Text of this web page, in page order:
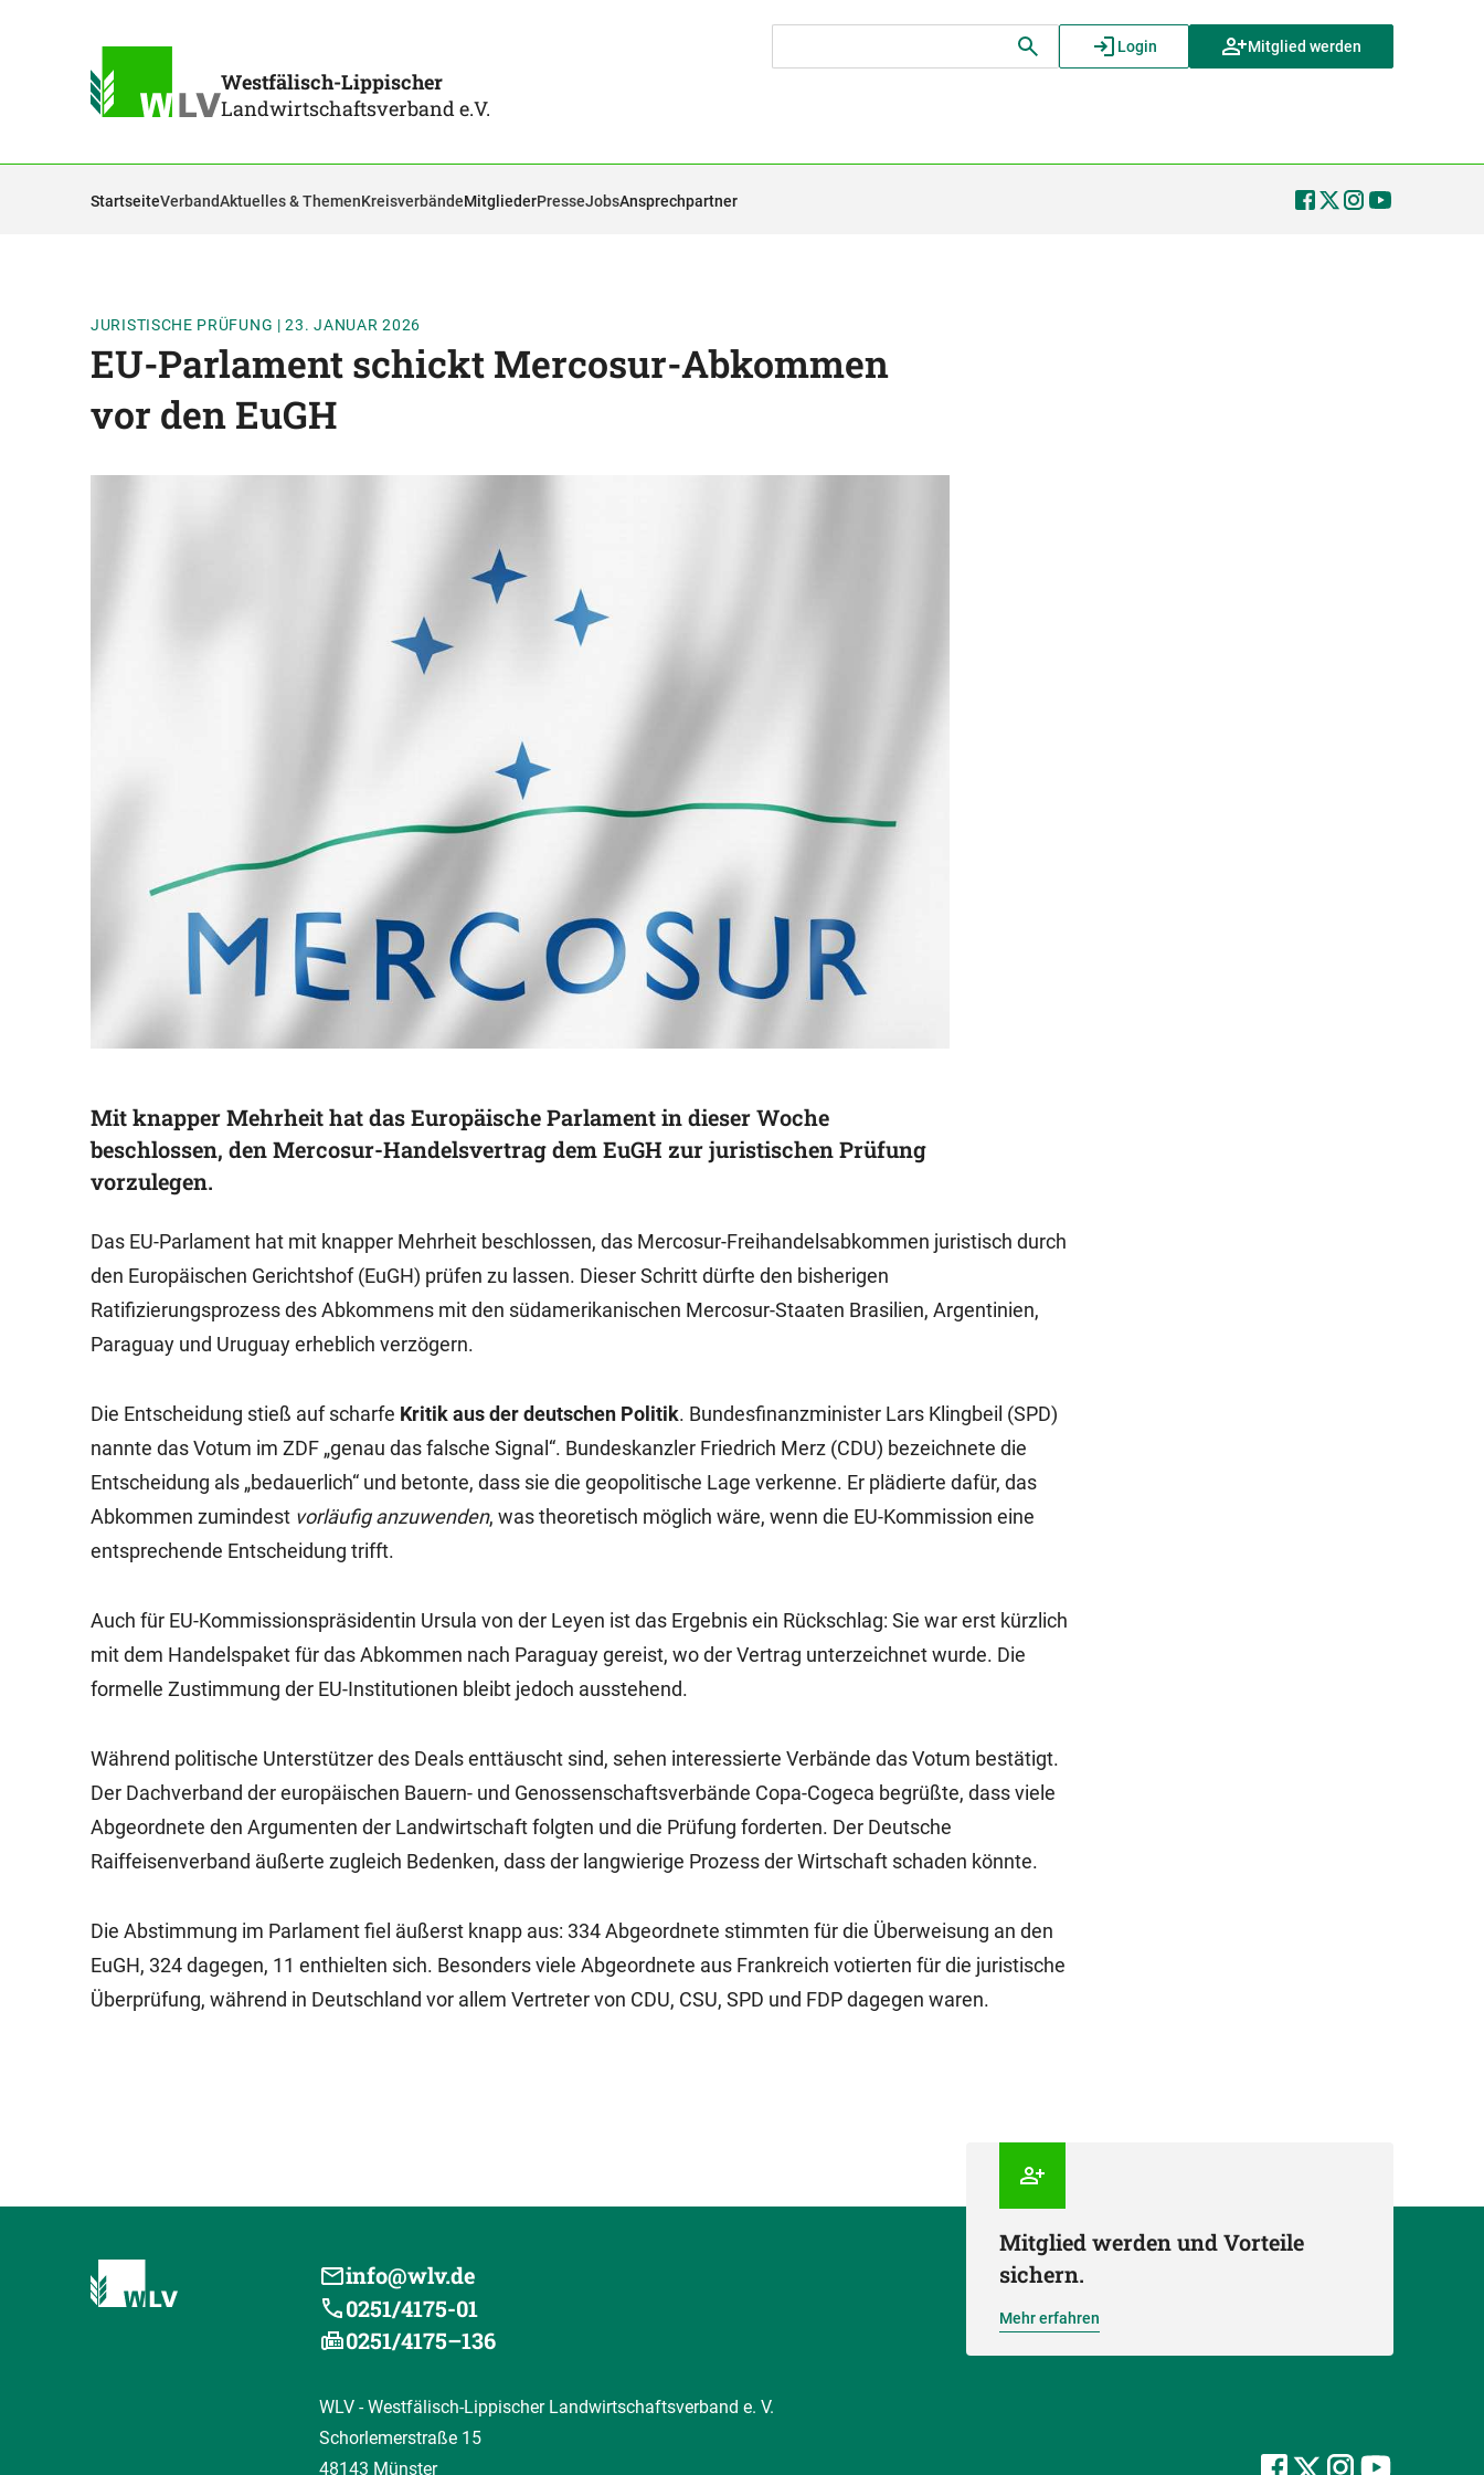
Westfälisch-Lippischer
Landwirtschaftsverband e.V.
Login Mitglied werden
StartseiteVerbandAktuelles & ThemenKreisverbändeMitgliederPresseJobsAnsprechpartner
JURISTISCHE PRÜFUNG |23. JANUAR 2026
EU-Parlament schickt Mercosur-Abkommen
vor den EuGH
Mit knapper Mehrheit hat das Europäische Parlament in dieser Woche
beschlossen, den Mercosur-Handelsvertrag dem EuGH zur juristischen Prüfung
vorzulegen.
Das EU-Parlament hat mit knapper Mehrheit beschlossen, das Mercosur-Freihandelsabkommen juristisch durch
den Europäischen Gerichtshof (EuGH) prüfen zu lassen. Dieser Schritt dürfte den bisherigen
Ratifizierungsprozess des Abkommens mit den südamerikanischen Mercosur-Staaten Brasilien, Argentinien,
Paraguay und Uruguay erheblich verzögern.
Die Entscheidung stieß auf scharfe Kritik aus der deutschen Politik. Bundesfinanzminister Lars Klingbeil (SPD)
nannte das Votum im ZDF „genau das falsche Signal“. Bundeskanzler Friedrich Merz (CDU) bezeichnete die
Entscheidung als „bedauerlich“ und betonte, dass sie die geopolitische Lage verkenne. Er plädierte dafür, das
Abkommen zumindest vorläufig anzuwenden, was theoretisch möglich wäre, wenn die EU-Kommission eine
entsprechende Entscheidung trifft.
Auch für EU-Kommissionspräsidentin Ursula von der Leyen ist das Ergebnis ein Rückschlag: Sie war erst kürzlich
mit dem Handelspaket für das Abkommen nach Paraguay gereist, wo der Vertrag unterzeichnet wurde. Die
formelle Zustimmung der EU-Institutionen bleibt jedoch ausstehend.
Während politische Unterstützer des Deals enttäuscht sind, sehen interessierte Verbände das Votum bestätigt.
Der Dachverband der europäischen Bauern- und Genossenschaftsverbände Copa-Cogeca begrüßte, dass viele
Abgeordnete den Argumenten der Landwirtschaft folgten und die Prüfung forderten. Der Deutsche
Raiffeisenverband äußerte zugleich Bedenken, dass der langwierige Prozess der Wirtschaft schaden könnte.
Die Abstimmung im Parlament fiel äußerst knapp aus: 334 Abgeordnete stimmten für die Überweisung an den
EuGH, 324 dagegen, 11 enthielten sich. Besonders viele Abgeordnete aus Frankreich votierten für die juristische
Überprüfung, während in Deutschland vor allem Vertreter von CDU, CSU, SPD und FDP dagegen waren.
Mitglied werden und Vorteile
sichern.
Mehr erfahren
info@wlv.de
0251/4175-01
0251/4175–136
WLV - Westfälisch-Lippischer Landwirtschaftsverband e. V.
Schorlemerstraße 15
48143 Münster